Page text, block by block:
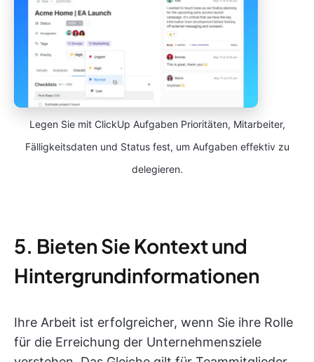
Legen Sie mit ClickUp Aufgaben Prioritäten, Mitarbeiter,
Fälligkeitsdaten und Status fest, um Aufgaben effektiv zu
delegieren.
5. Bieten Sie Kontext und
Hintergrundinformationen
Ihre Arbeit ist erfolgreicher, wenn Sie ihre Rolle
für die Erreichung der Unternehmensziele